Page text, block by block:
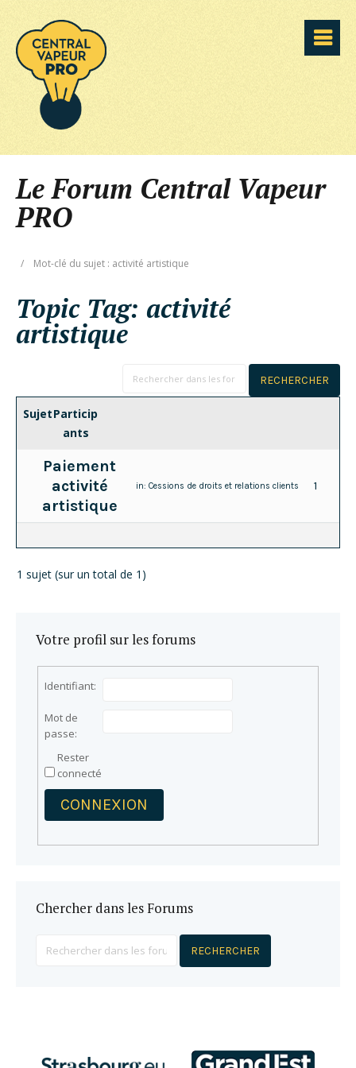
Le Forum Central Vapeur
PRO
/ Mot-clé du sujet : activité artistique
Topic Tag: activité
artistique
SujetParticip
ants
Paiement
activité
artistique
in:Cessions de droits et relations clients 1
1 sujet (sur un total de 1)
Votre profil sur les forums
Identifiant:
Mot de
passe:
Rester
connecté
CONNEXION
Chercher dans les Forums